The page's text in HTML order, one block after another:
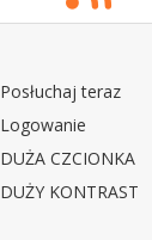
Posłuchaj teraz
Logowanie
DUŻA CZCIONKA
DUŻY KONTRAST